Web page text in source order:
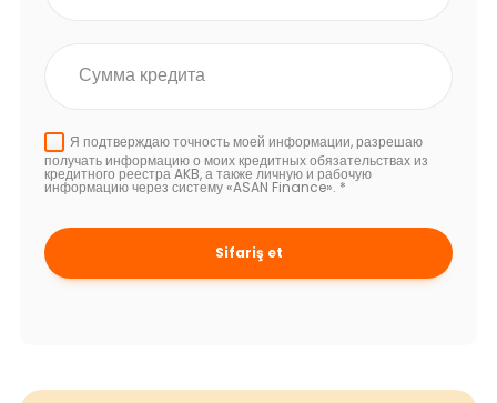
Я подтверждаю точность моей информации, разрешаю
получать информацию о моих кредитных обязательствах из
кредитного реестра AKB, а также личную и рабочую
информацию через систему «ASAN Finance». *
Sifariş et